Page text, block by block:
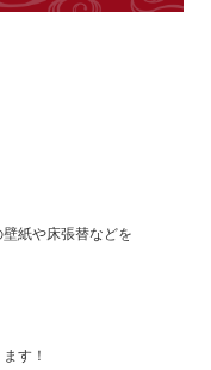
紙や床張替などを
す！